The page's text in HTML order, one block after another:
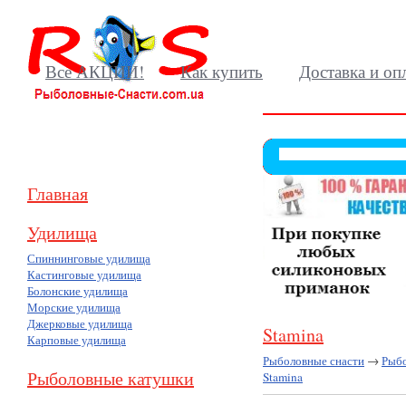
Все АКЦИИ! Как купить Доставка и
Главная
Удилища
Спиннинговые удилища
Кастинговые удилища
Болонские удилища
Морские удилища
Джерковые удилища
Карповые удилища
Рыболовные катушки
Stamina
Рыболовные снасти →
Stamina